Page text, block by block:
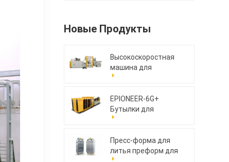
Новые Продукты
Высокоскоростная
машина для
компрессионного
MoldCap-48GS.AI
EPIONEER-6G+
Бутылки для
упаковки ПЭТ
Пресс-форма для
литья преформ для